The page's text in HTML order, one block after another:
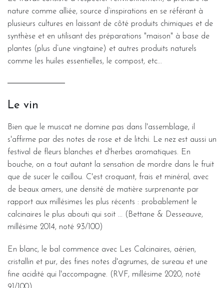
nature comme alliée, source d’inspirations en se référant à
plusieurs cultures en laissant de côté produits chimiques et de
synthèse et en utilisant des préparations "maison" à base de
plantes (plus d’une vingtaine) et autres produits naturels
comme les huiles essentielles, le compost, etc...
Le vin
Bien que le muscat ne domine pas dans l'assemblage, il
s'affirme par des notes de rose et de litchi. Le nez est aussi un
festival de fleurs blanches et d'herbes aromatiques. En
bouche, on a tout autant la sensation de mordre dans le fruit
que de sucer le caillou. C'est croquant, frais et minéral, avec
de beaux amers, une densité de matière surprenante par
rapport aux millésimes les plus récents : probablement le
calcinaires le plus abouti qui soit ... (Bettane & Desseauve,
millésime 2014, noté 93/100)
En blanc, le bal commence avec Les Calcinaires, aérien,
cristallin et pur, des fines notes d'agrumes, de sureau et une
fine acidité qui l'accompagne. (RVF, millésime 2020, noté